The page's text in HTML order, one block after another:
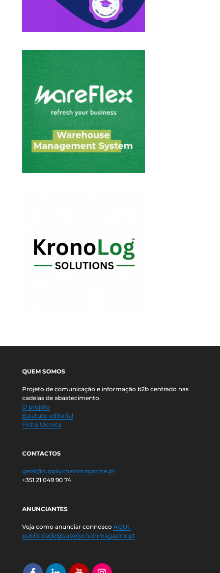
QUEM SOMOS
Projeto de comunicação e informação b2b centrado nas
cadeias de abastecimento.
O projeto
Estatuto editorial
Ficha técnica
CONTACTOS
geral@supplychainmagazine.pt
+351 21 049 90 74
ANUNCIANTES
Veja como anunciar connosco AQUI.
publicidade@supplychainmagazine.pt